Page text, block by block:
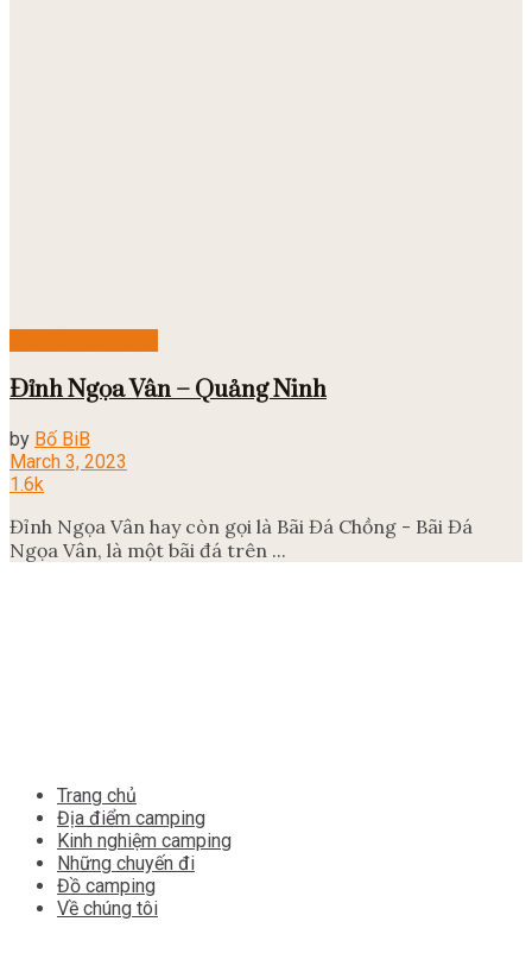
Đỉnh Ngọa Vân – Quảng Ninh
by Bố BiB
March 3, 2023
1.6k
Đỉnh Ngọa Vân hay còn gọi là Bãi Đá Chồng - Bãi Đá
Ngọa Vân, là một bãi đá trên ...
Trang chủ
Địa điểm camping
Kinh nghiệm camping
Những chuyến đi
Đồ camping
Về chúng tôi